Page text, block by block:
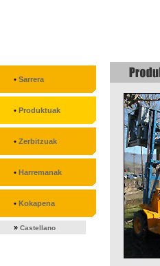
• Sarrera
• Produktuak
• Zerbitzuak
• Harremanak
• Kokapena
» Castellano